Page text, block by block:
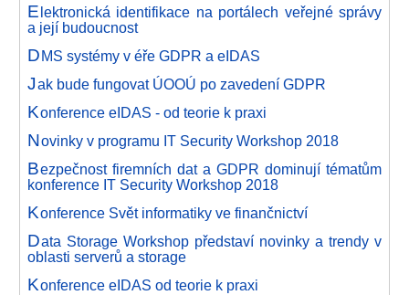
Elektronická identifikace na portálech veřejné správy
a její budoucnost
DMS systémy v éře GDPR a eIDAS
Jak bude fungovat ÚOOÚ po zavedení GDPR
Konference eIDAS - od teorie k praxi
Novinky v programu IT Security Workshop 2018
Bezpečnost firemních dat a GDPR dominují tématům
konference IT Security Workshop 2018
Konference Svět informatiky ve finančnictví
Data Storage Workshop představí novinky a trendy v
oblasti serverů a storage
Konference eIDAS od teorie k praxi